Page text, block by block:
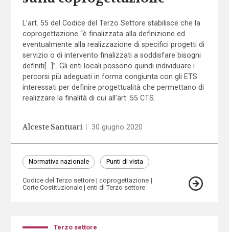
L’art. 55 del Codice del Terzo Settore stabilisce che la
coprogettazione “è finalizzata alla definizione ed
eventualmente alla realizzazione di specifici progetti di
servizio o di intervento finalizzati a soddisfare bisogni
definiti[…]”. Gli enti locali possono quindi individuare i
percorsi più adeguati in forma congiunta con gli ETS
interessati per definire progettualità che permettano di
realizzare la finalità di cui all’art. 55 CTS.
Alceste Santuari 30 giugno 2020
Normativa nazionale Punti di vista
Codice del Terzo settore
coprogettazione
Corte Costituzionale
enti di Terzo settore
Terzo settore